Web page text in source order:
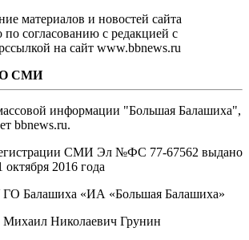
материалов и новостей сайта
по согласованию с редакцией с
на сайт www.bbnews.ru
СМИ
информации "Большая Балашиха",
bbnews.ru.
СМИ Эл №ФС ‎77-67562 выдано
2016 года
Балашиха «ИА «Большая Балашиха»
Михаил Николаевич Грунин